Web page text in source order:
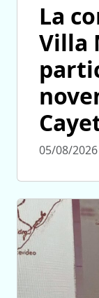
La
Villa
05/08/